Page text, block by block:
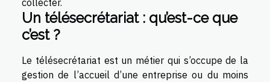
Un télésecrétariat : qu’est-ce que
c’est ?
Le télésecrétariat est un métier qui s’occupe de la
gestion de l’accueil d’une entreprise ou du moins